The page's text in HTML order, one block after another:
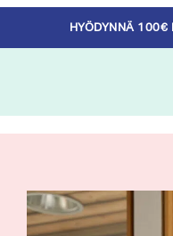
HYÖDYNNÄ 100€